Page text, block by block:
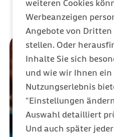
weiteren Cookies
Werbeanzeigen
Angebote von Dritten
stellen. Oder
Inhalte Sie sich
und wie wir Ihnen ein
Nutzungserlebnis
"Einstellungen
Auswahl detailliert
Und auch später